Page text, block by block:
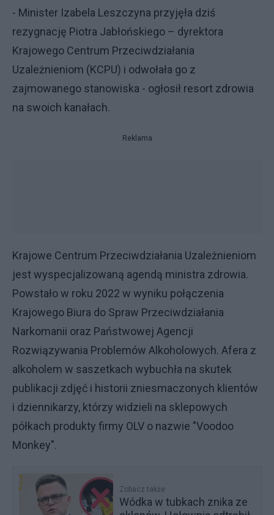
- Minister Izabela Leszczyna przyjęła dziś
rezygnację Piotra Jabłońskiego – dyrektora
Krajowego Centrum Przeciwdziałania
Uzależnieniom (KCPU) i odwołała go z
zajmowanego stanowiska - ogłosił resort zdrowia
na swoich kanałach.
Reklama
Krajowe Centrum Przeciwdziałania Uzależnieniom
jest wyspecjalizowaną agendą ministra zdrowia.
Powstało w roku 2022 w wyniku połączenia
Krajowego Biura do Spraw Przeciwdziałania
Narkomanii oraz Państwowej Agencji
Rozwiązywania Problemów Alkoholowych. Afera z
alkoholem w saszetkach wybuchła na skutek
publikacji zdjęć i historii zniesmaczonych klientów
i dziennikarzy, którzy widzieli na sklepowych
półkach produkty firmy OLV o nazwie "Voodoo
Monkey".
Zobacz także
Wódka w tubkach znika ze